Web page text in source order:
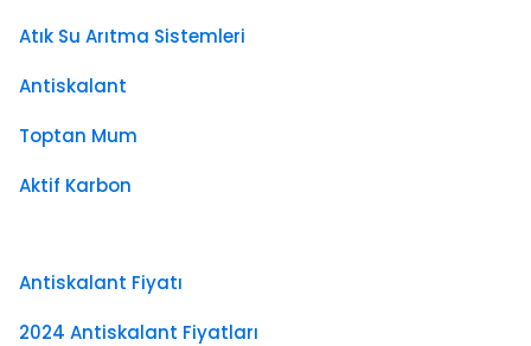
Atık Su Arıtma Sistemleri
Antiskalant
Toptan Mum
Aktif Karbon
Antiskalant Fiyatı
2024 Antiskalant Fiyatları